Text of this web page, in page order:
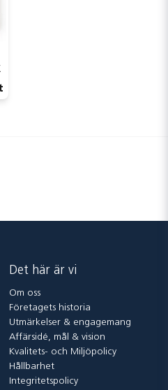
min fråga
Det här är vi
Om oss
Företagets historia
Utmärkelser & engagemang
Affärsidé, mål & vision
Kvalitets- och Miljöpolicy
Hållbarhet
Integritetspolicy